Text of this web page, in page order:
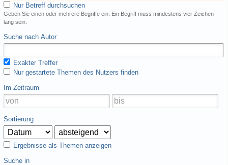
Nur Betreff durchsuchen
Geben Sie einen oder mehrere Begriffe ein. Ein Begriff muss mindestens vier Zeichen
lang sein.
Suche nach Autor
Exakter Treffer
Nur gestartete Themen des Nutzers finden
Im Zeitraum
Sortierung
Ergebnisse als Themen anzeigen
Suche in